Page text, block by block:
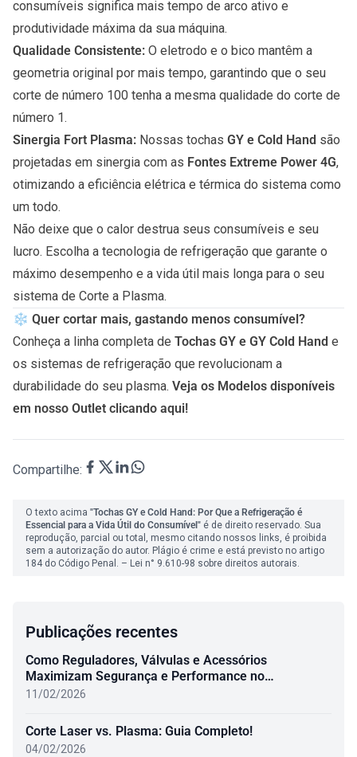
consumíveis significa mais tempo de arco ativo e
produtividade máxima da sua máquina.
Qualidade Consistente: O eletrodo e o bico mantêm a
geometria original por mais tempo, garantindo que o seu
corte de número 100 tenha a mesma qualidade do corte de
número 1.
Sinergia Fort Plasma: Nossas tochas GY e Cold Hand são
projetadas em sinergia com as Fontes Extreme Power 4G,
otimizando a eficiência elétrica e térmica do sistema como
um todo.
Não deixe que o calor destrua seus consumíveis e seu
lucro. Escolha a tecnologia de refrigeração que garante o
máximo desempenho e a vida útil mais longa para o seu
sistema de Corte a Plasma.
❄️ Quer cortar mais, gastando menos consumível?
Conheça a linha completa de Tochas GY e GY Cold Hand e
os sistemas de refrigeração que revolucionam a
durabilidade do seu plasma. Veja os Modelos disponíveis
em nosso Outlet clicando aqui!
Compartilhe:
O texto acima "Tochas GY e Cold Hand: Por Que a Refrigeração é
Essencial para a Vida Útil do Consumível" é de direito reservado. Sua
reprodução, parcial ou total, mesmo citando nossos links, é proibida
sem a autorização do autor. Plágio é crime e está previsto no artigo
184 do Código Penal. – Lei n° 9.610-98 sobre direitos autorais.
Publicações recentes
Como Reguladores, Válvulas e Acessórios
Maximizam Segurança e Performance no
Oxicombustível
11/02/2026
Corte Laser vs. Plasma: Guia Completo!
04/02/2026